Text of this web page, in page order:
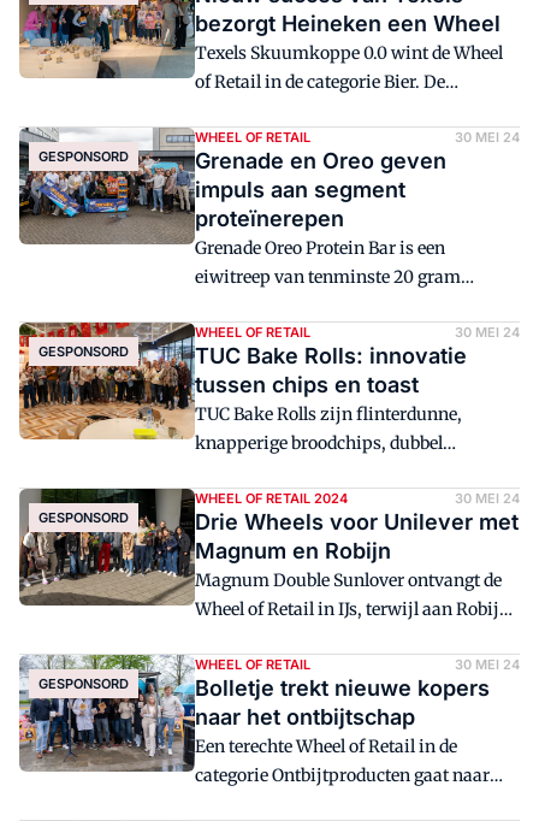
het winnen van een Wheel of Retail is
geen garantie voor langdurig succes.
bezorgt Heineken een Wheel
Texels Skuumkoppe 0.0 wint de Wheel
of Retail in de categorie Bier. De
tarwebier, in februari 2023
geïntroduceerd, slaat enorm aan bij de
liefhebbers van speciaalbieren.
GESPONSORD
WHEEL OF RETAIL 30 MEI 24
Grenade en Oreo geven
impuls aan segment
proteïnerepen
Grenade Oreo Protein Bar is een
eiwitreep van tenminste 20 gram
authentieke Oreo-smaak. De
combinatie van het populaire Oroe-
koekje in functionele voeding opent
nieuwe deuren in een jong en
snelgroeiend segment. De retail is lovend
Wheel toe.
GESPONSORD
WHEEL OF RETAIL 30 MEI 24
TUC Bake Rolls: innovatie
tussen chips en toast
TUC Bake Rolls zijn flinterdunne,
knapperige broodchips, dubbel
met heerlijke kruiden. Een groot succes
in de markt: retail en consument
belonen Mondelēz allebei met een Wheel
of Retail.
GESPONSORD
WHEEL OF RETAIL 2024 30 MEI 24
Drie Wheels voor Unilever met
Magnum en Robijn
Magnum Double Sunlover ontvangt de
Wheel of Retail in IJs, terwijl aan Robijn
Homecare en de Special Wheel
Duurzaamheid is toegekend. Een mooie
score voor Unilever dit seizoen.
GESPONSORD
WHEEL OF RETAIL 30 MEI 24
Bolletje trekt nieuwe kopers
naar het ontbijtschap
Een terechte Wheel of Retail in de
categorie Ontbijtproducten gaat naar